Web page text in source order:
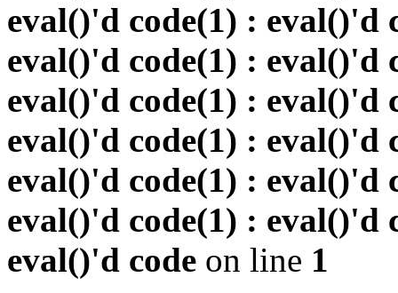
eval()'d code(1) : eval()'d
eval()'d code(1) : eval()'d
eval()'d code(1) : eval()'d
eval()'d code(1) : eval()'d
eval()'d code(1) : eval()'d
eval()'d code(1) : eval()'d
eval()'d code on line 1